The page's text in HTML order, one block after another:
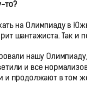
то?
на Олимпиаду в
шантажиста. Так и
нашу
и все
и продолжают в том